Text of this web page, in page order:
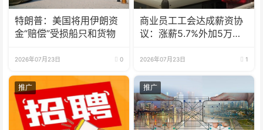
特朗普：美国将用伊朗资
金“赔偿”受损船只和货物
2026年07月23日 0
商业员工工会达成薪资协
议：涨薪5.7%外加5万津
2026年07月23日 1
推广 推广